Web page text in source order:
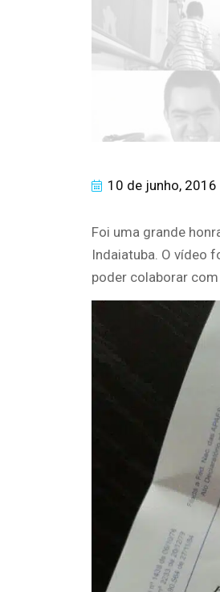
10 de junho, 2016
Foi uma grande
Indaiatuba. O vídeo
poder colaborar